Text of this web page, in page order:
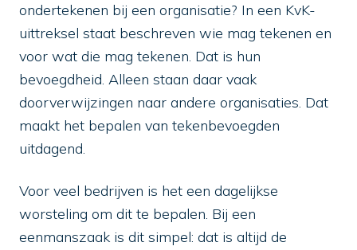
ondertekenen bij een organisatie? In een KvK-
uittreksel staat beschreven wie mag tekenen en
voor wat die mag tekenen. Dat is hun
bevoegdheid. Alleen staan daar vaak
doorverwijzingen naar andere organisaties. Dat
maakt het bepalen van tekenbevoegden
uitdagend.
Voor veel bedrijven is het een dagelijkse
worsteling om dit te bepalen. Bij een
eenmanszaak is dit simpel: dat is altijd de